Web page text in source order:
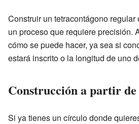
Construir un tetracontágono
un proceso que requiere precisión.
cómo se puede hacer, ya sea si
estará inscrito o la longitud de uno
Construcción a partir
Si ya tienes un círculo donde